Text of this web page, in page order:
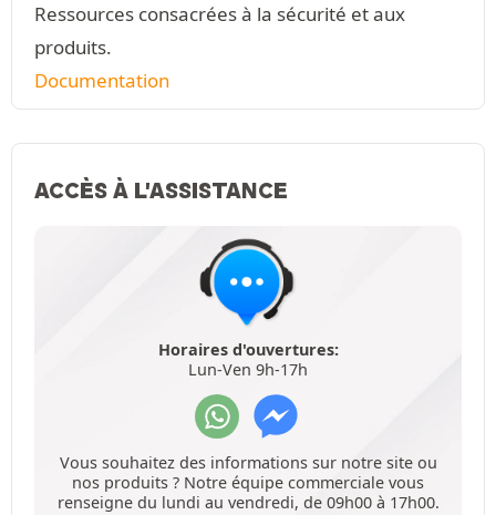
Ressources consacrées à la sécurité et aux
produits.
Documentation
ACCÈS À L'ASSISTANCE
Horaires d'ouvertures:
Lun-Ven 9h-17h
Vous souhaitez des informations sur notre site ou
nos produits ? Notre équipe commerciale vous
renseigne du lundi au vendredi, de 09h00 à 17h00.